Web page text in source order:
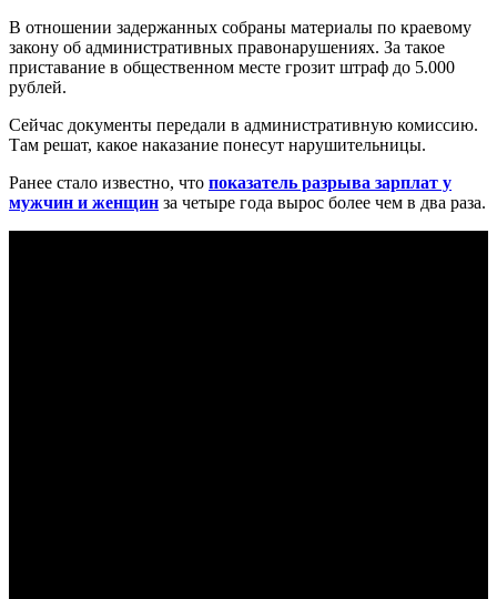
В отношении задержанных собраны материалы по краевому
закону об административных правонарушениях. За такое
приставание в общественном месте грозит штраф до 5.000
рублей.
Сейчас документы передали в административную комиссию.
Там решат, какое наказание понесут нарушительницы.
Ранее стало известно, что показатель разрыва зарплат у
мужчин и женщин за четыре года вырос более чем в два раза.